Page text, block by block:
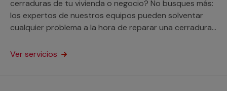
cerraduras de tu vivienda o negocio? No busques más:
los expertos de nuestros equipos pueden solventar
cualquier problema a la hora de reparar una cerradura
Ver servicios